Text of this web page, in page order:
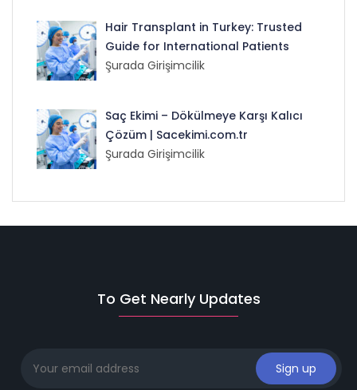
Hair Transplant in Turkey: Trusted
Guide for International Patients
Şurada Girişimcilik
Saç Ekimi – Dökülmeye Karşı Kalıcı
Çözüm | Sacekimi.com.tr
Şurada Girişimcilik
To Get Nearly Updates